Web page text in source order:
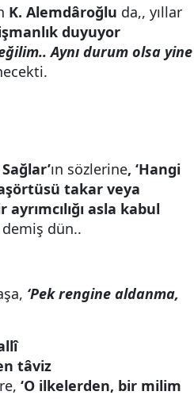
K. Alemdâroğlu da,, yıllar
duyuyor
Aynı durum olsa yine
ın sözlerine, ‘Hangi
takar veya
asla kabul
demiş dün..
‘Pek rengine aldanma,
tâviz
‘O ilkelerden, bir milim